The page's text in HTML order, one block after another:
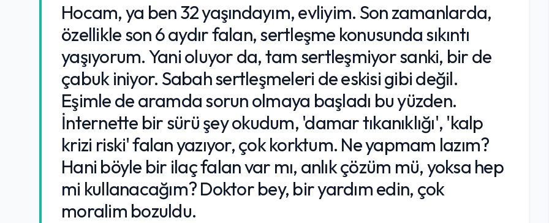
Hocam, ya ben 32 yaşındayım, evliyim. Son zamanlarda,
özellikle son 6 aydır falan, sertleşme konusunda sıkıntı
yaşıyorum. Yani oluyor da, tam sertleşmiyor sanki, bir de
çabuk iniyor. Sabah sertleşmeleri de eskisi gibi değil.
Eşimle de aramda sorun olmaya başladı bu yüzden.
İnternette bir sürü şey okudum, 'damar tıkanıklığı', 'kalp
krizi riski' falan yazıyor, çok korktum. Ne yapmam lazım?
Hani böyle bir ilaç falan var mı, anlık çözüm mü, yoksa hep
mi kullanacağım? Doktor bey, bir yardım edin, çok
moralim bozuldu.